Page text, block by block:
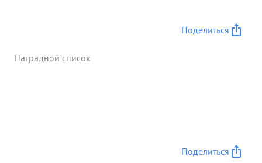
Поделиться
Наградной список
Поделиться